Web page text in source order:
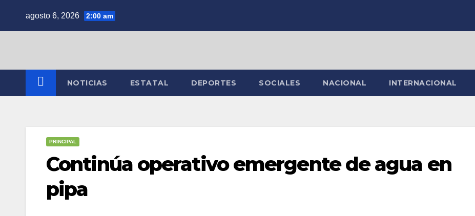
agosto 6, 2026 2:00 am
NOTICIAS ESTATAL DEPORTES SOCIALES NACIONAL INTERNACIONAL
PRINCIPAL
Continúa operativo emergente de agua en
pipa